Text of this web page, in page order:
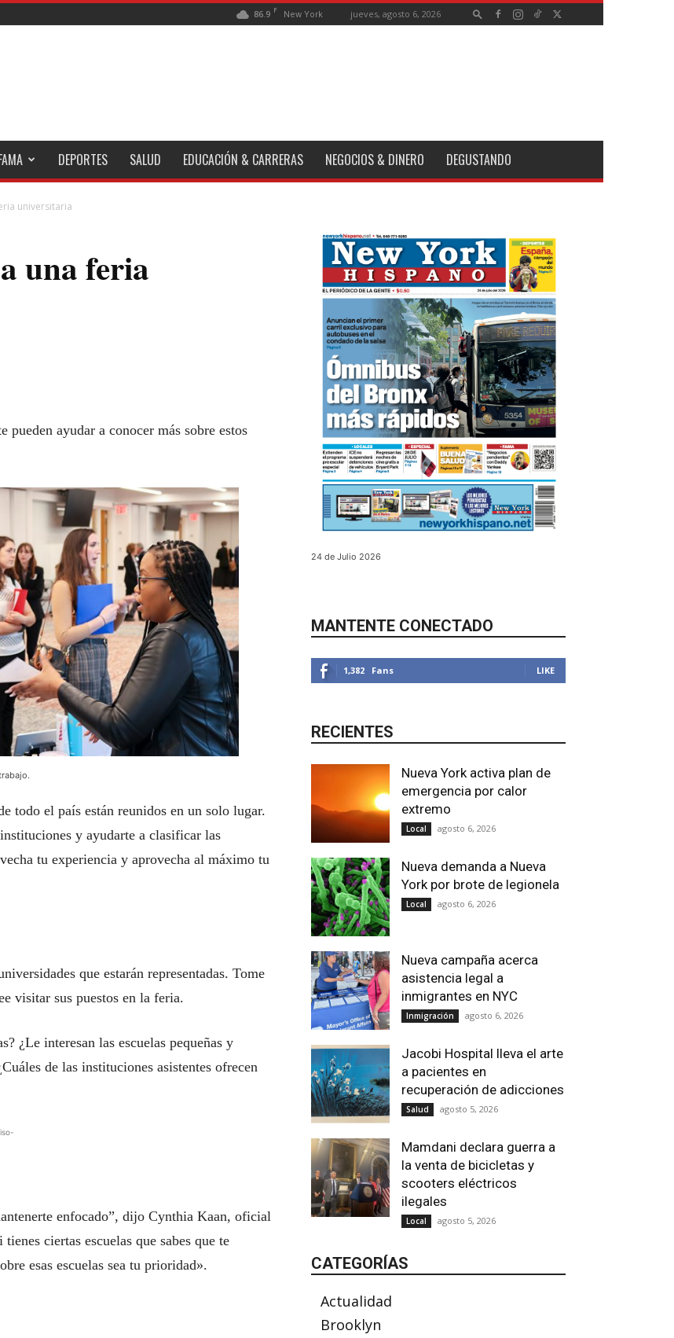
86.9 F New York jueves, agosto 6, 2026
DEPORTES SALUD EDUCACIÓN & CARRERAS NEGOCIOS & DINERO DEGUSTANDO
universitaria
una feria
pueden ayudar a conocer más sobre estos
todo el país están reunidos en un solo lugar.
y ayudarte a clasificar las
tu experiencia y aprovecha al máximo tu
que estarán representadas. Tome
visitar sus puestos en la feria.
¿Le interesan las escuelas pequeñas y
de las instituciones asistentes ofrecen
enfocado”, dijo Cynthia Kaan, oficial
ciertas escuelas que sabes que te
esas escuelas sea tu prioridad».
24 de Julio 2026
MANTENTE CONECTADO
1,382 Fans LIKE
RECIENTES
Nueva York activa plan de
emergencia por calor
extremo
Local agosto 6, 2026
Nueva demanda a Nueva
York por brote de legionela
Local agosto 6, 2026
Nueva campaña acerca
asistencia legal a
inmigrantes en NYC
Inmigración agosto 6, 2026
Jacobi Hospital lleva el arte
a pacientes en
recuperación de adicciones
Salud agosto 5, 2026
Mamdani declara guerra a
la venta de bicicletas y
scooters eléctricos
ilegales
Local agosto 5, 2026
CATEGORÍAS
Actualidad
Brooklyn